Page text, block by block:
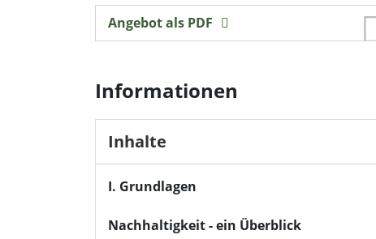
Angebot als PDF
Informationen
Inhalte
I. Grundlagen
Nachhaltigkeit - ein Überblick